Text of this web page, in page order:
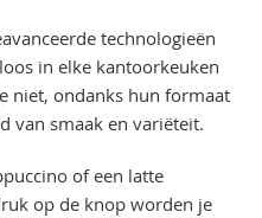
technologieën
in elke kantoorkeuken
niet, ondanks hun formaat
van smaak en variëteit.
of een latte
op de knop worden je